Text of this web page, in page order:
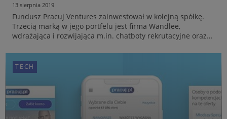
Piotr Kowalski
Ekspert ds. rozwoju serwisu Pracuj.pl
13 sierpnia 2019
Fundusz Pracuj Ventures zainwestował w kolejną spółkę.
Trzecią marką w jego portfelu jest firma Wandlee,
wdrażająca i rozwijająca m.in. chatboty rekrutacyjne oraz
Orange, CitiBank czy Allegro. Pracuj Ventures to pier...
EKSPERCI
CO NOWEGO W GP
TECH